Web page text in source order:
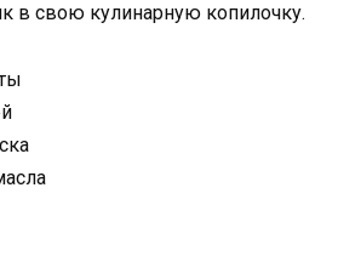
в свою кулинарную копилочку.